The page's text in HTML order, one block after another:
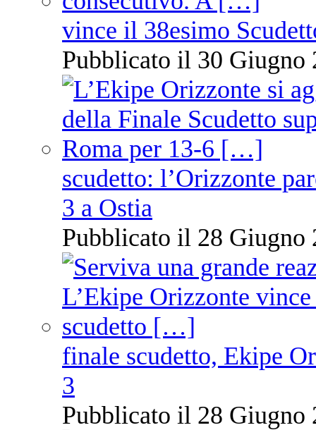
vince il 38esimo
Pubblicato il 30 Giugno
scudetto: l’Orizzonte
3 a Ostia
Pubblicato il 28 Giugno
finale scudetto, Ekipe
3
Pubblicato il 28 Giugno